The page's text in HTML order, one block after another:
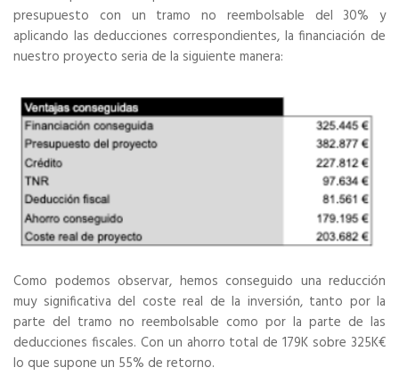
presupuesto con un tramo no reembolsable del 30% y
aplicando las deducciones correspondientes, la financiación de
nuestro proyecto seria de la siguiente manera:
Como podemos observar, hemos conseguido una reducción
muy significativa del coste real de la inversión, tanto por la
parte del tramo no reembolsable como por la parte de las
deducciones fiscales. Con un ahorro total de 179K sobre 325K€
lo que supone un 55% de retorno.